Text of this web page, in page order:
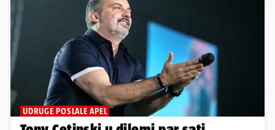
UDRUGE POSLALE APEL